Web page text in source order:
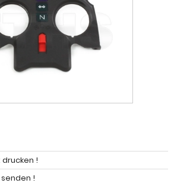
!
!